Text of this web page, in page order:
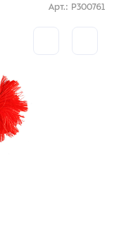
Арт.: P300761